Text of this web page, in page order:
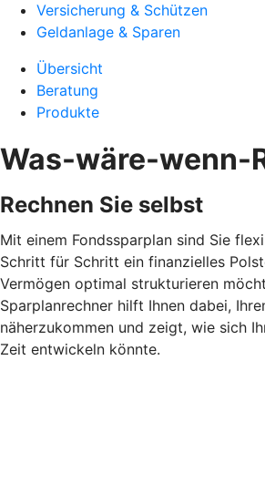
Versicherung & Schützen
Geldanlage & Sparen
Übersicht
Beratung
Produkte
Was-wäre-wenn-
Rechnen Sie selbst
Mit einem Fondssparplan sind Sie
Schritt für Schritt ein finanzielles
Vermögen optimal strukturieren
Sparplanrechner hilft Ihnen dabei,
näherzukommen und zeigt, wie sich
Zeit entwickeln könnte.